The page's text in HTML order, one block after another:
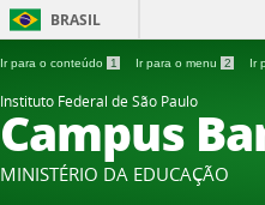
BRASIL
Ir para o conteúdo 1 Ir para o menu 2 Ir
Instituto Federal de São Paulo
Campus
MINISTÉRIO DA EDUCAÇÃO